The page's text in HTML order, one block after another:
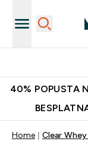
40% POPUSTA
Home Clear